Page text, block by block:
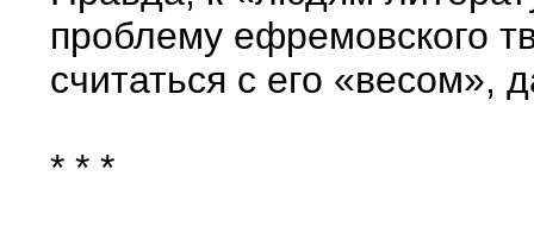
проблему ефремовского
считаться с его «весом»,
* * *